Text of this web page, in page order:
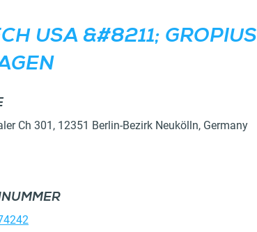
USA &#8211; GROPIUS
Ch 301 , 12351 Berlin-Bezirk Neukölln, Germany